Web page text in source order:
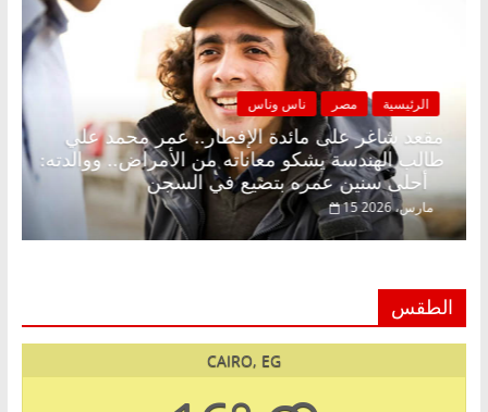
الرئيسية مصر ناس وناس
مقعد شاغر على مائدة الإفطار.. عمر محمد علي
طالب الهندسة يشكو معاناته من الأمراض.. ووالدته:
أحلى سنين عمره بتضيع في السجن
15 مارس، 2026
الطقس
CAIRO, EG